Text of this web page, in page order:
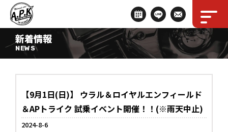
新着情報
NEWS
【9月1日(日)】 ウラル＆ロイヤルエンフィールド
＆APトライク 試乗イベント開催！！(※雨天中止)
2024-8-6